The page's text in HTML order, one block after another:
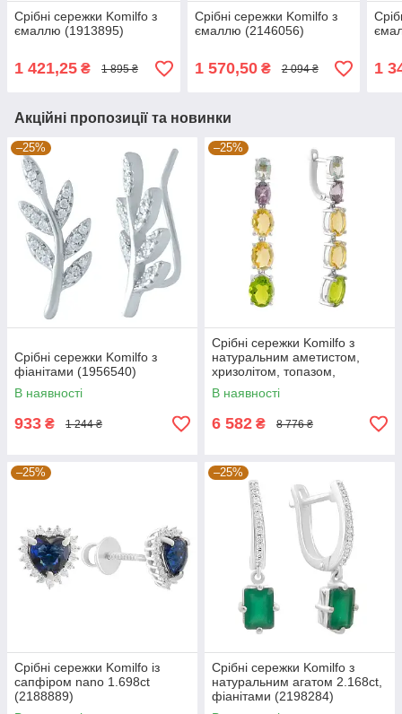
Срібні сережки Komilfo з
ємаллю (1913895)
1 421,25 ₴ 1 895 ₴
Срібні сережки Komilfo з
ємаллю (2146056)
1 570,50₴ 2 094 ₴ 1
Акційні пропозиції та новинки
–25%
Срібні сережки Komilfo з
фіанітами (1956540)
В наявності
933 ₴ 1 244 ₴
–25%
Срібні сережки Komilfo з
натуральним аметистом,
хризолітом, топазом,
цитрином (2183259)
В наявності
6 582 ₴ 8 776 ₴
–25%
Срібні сережки Komilfo із
сапфіром nano 1.698ct
(2188889)
–25%
Срібні сережки Komilfo з
натуральним агатом 2.168ct,
фіанітами (2198284)